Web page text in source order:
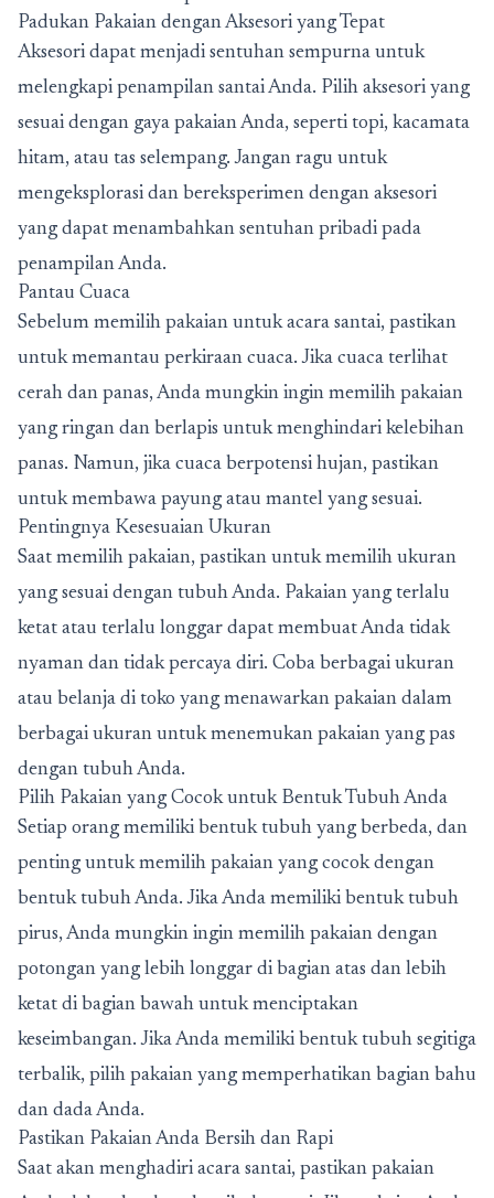
Padukan Pakaian dengan Aksesori yang Tepat
Aksesori dapat menjadi sentuhan sempurna untuk
melengkapi penampilan santai Anda. Pilih aksesori yang
sesuai dengan gaya pakaian Anda, seperti topi, kacamata
hitam, atau tas selempang. Jangan ragu untuk
mengeksplorasi dan bereksperimen dengan aksesori
yang dapat menambahkan sentuhan pribadi pada
penampilan Anda.
Pantau Cuaca
Sebelum memilih pakaian untuk acara santai, pastikan
untuk memantau perkiraan cuaca. Jika cuaca terlihat
cerah dan panas, Anda mungkin ingin memilih pakaian
yang ringan dan berlapis untuk menghindari kelebihan
panas. Namun, jika cuaca berpotensi hujan, pastikan
untuk membawa payung atau mantel yang sesuai.
Pentingnya Kesesuaian Ukuran
Saat memilih pakaian, pastikan untuk memilih ukuran
yang sesuai dengan tubuh Anda. Pakaian yang terlalu
ketat atau terlalu longgar dapat membuat Anda tidak
nyaman dan tidak percaya diri. Coba berbagai ukuran
atau belanja di toko yang menawarkan pakaian dalam
berbagai ukuran untuk menemukan pakaian yang pas
dengan tubuh Anda.
Pilih Pakaian yang Cocok untuk Bentuk Tubuh Anda
Setiap orang memiliki bentuk tubuh yang berbeda, dan
penting untuk memilih pakaian yang cocok dengan
bentuk tubuh Anda. Jika Anda memiliki bentuk tubuh
pirus, Anda mungkin ingin memilih pakaian dengan
potongan yang lebih longgar di bagian atas dan lebih
ketat di bagian bawah untuk menciptakan
keseimbangan. Jika Anda memiliki bentuk tubuh segitiga
terbalik, pilih pakaian yang memperhatikan bagian bahu
dan dada Anda.
Pastikan Pakaian Anda Bersih dan Rapi
Saat akan menghadiri acara santai, pastikan pakaian